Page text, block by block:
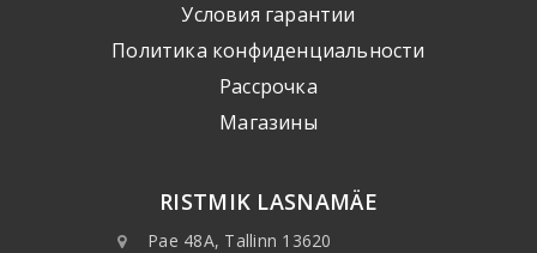
Условия гарантии
Политика конфиденциальности
Рассрочка
Mагазины
RISTMIK LASNAMÄE
Pae 48A, Tallinn 13620